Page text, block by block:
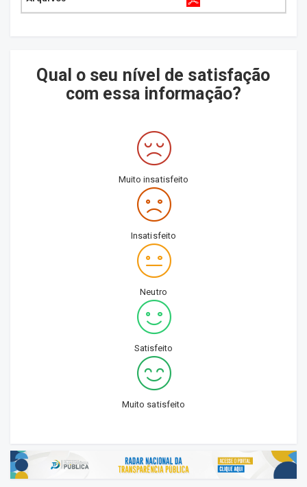
Qual o seu nível de satisfação
com essa informação?
Muito insatisfeito
Insatisfeito
Neutro
Satisfeito
Muito satisfeito